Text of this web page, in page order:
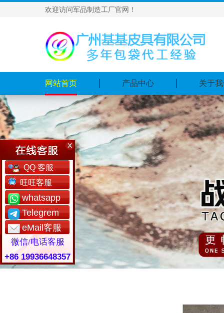
欢迎访问军品制造工厂官网！
网站首页 产品中心 关于
QQ 客服
旺旺客服
whatsapp
Telegrem
eMail客服
微信/电话客服
+86 19936648357